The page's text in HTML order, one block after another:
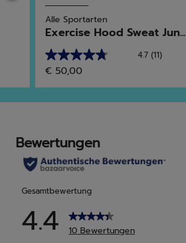
Alle Sportarten
Exercise Hood Sweat Jun...
4.7 (11)
4.7
von
5
Sternen.
Bewertungen
€ 50,00